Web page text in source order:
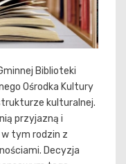
Biblioteki
Ośrodka Kultury
kulturalnej.
przyjazną i
tym rodzin z
Decyzja